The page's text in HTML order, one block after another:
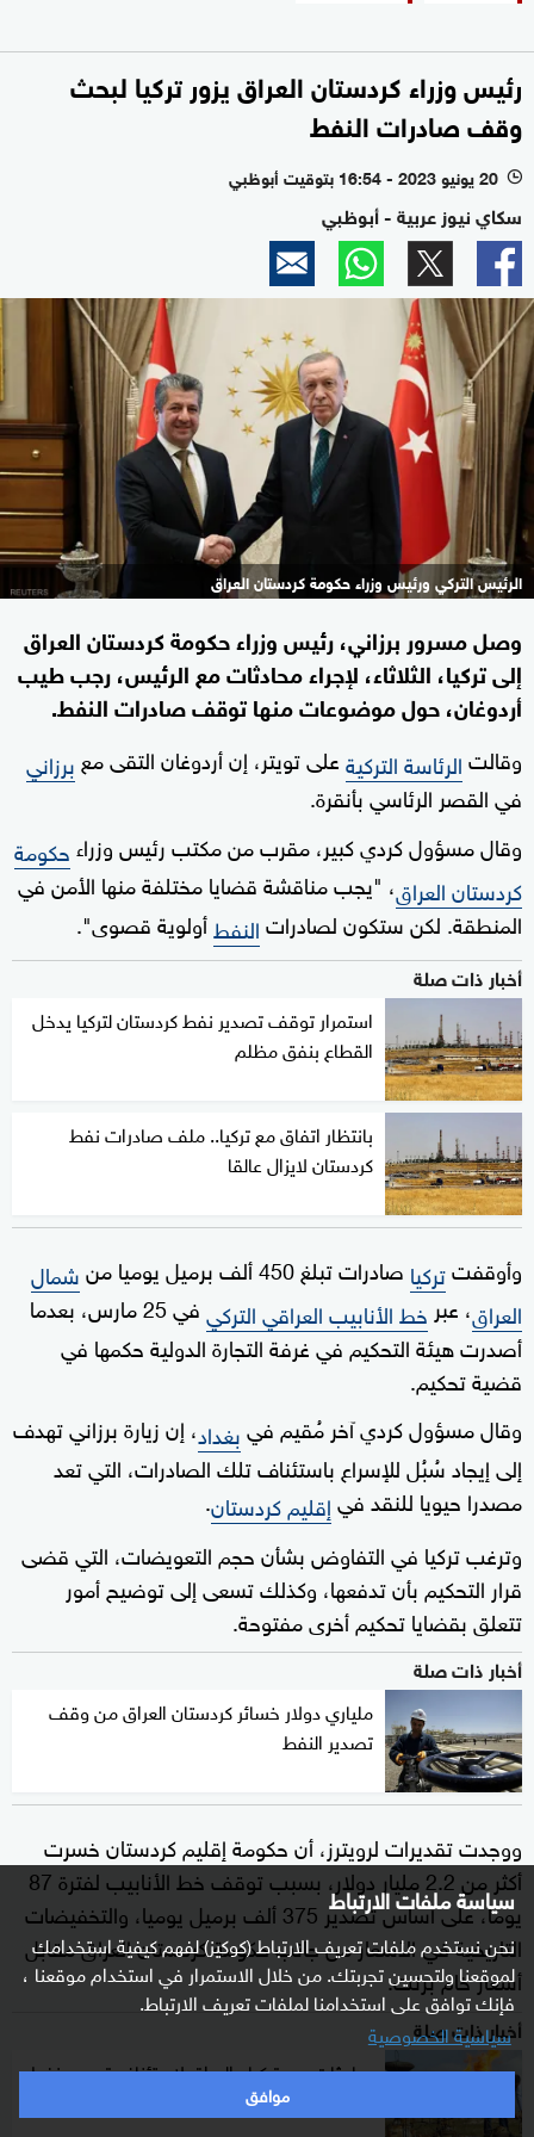
سياسة ملفات الارتباط
نحن نستخدم ملفات تعريف الارتباط (كوكيز) لفهم كيفية استخدامك
لموقعنا ولتحسين تجربتك. من خلال الاستمرار في استخدام موقعنا ،
فإنك توافق على استخدامنا لملفات تعريف الارتباط.
سياسية الخصوصية
موافق
رئيس وزراء كردستان العراق يزور تركيا لبحث
وقف صادرات النفط
l 20 يونيو 2023 - 16:54 بتوقيت أبوظبي
سكاي نيوز عربية - أبوظبي
الرئيس التركي ورئيس وزراء حكومة كردستان العراق
وصل مسرور برزاني، رئيس وزراء حكومة كردستان العراق
إلى تركيا، الثلاثاء، لإجراء محادثات مع الرئيس، رجب طيب
أردوغان، حول موضوعات منها توقف صادرات النفط.
وقالتالرئاسة التركيةعلى تويتر، إن أردوغان التقى مع برزاني
في القصر الرئاسي بأنقرة.
وقال مسؤول كردي كبير، مقرب من مكتب رئيس وزراء حكومة
كردستان العراق، "يجب مناقشة قضايا مختلفة منها الأمن في
المنطقة. لكن ستكون لصادراتالنفطأولوية قصوى".
أخبار ذات صلة
استمرار توقف تصدير نفط كردستان لتركيا يدخل
القطاع بنفق مظلم
بانتظار اتفاق مع تركيا.. ملف صادرات نفط
كردستان لايزال عالقا
وأوقفتتركيا صادرات تبلغ 450 ألف برميل يوميا من
شمال
العراق، عبر خط الأنابيب العراقي التركي
في 25 مارس، بعدما
أصدرت هيئة التحكيم في غرفة التجارة الدولية حكمها في
قضية تحكيم.
وقال مسؤول كردي آخر مُقيم فيبغداد، إن زيارة برزاني تهدف
إلى إيجاد سُبُل للإسراع باستئناف تلك الصادرات، التي تعد
مصدرا حيويا للنقد فيإقليم كردستان.
وترغب تركيا في التفاوض بشأن حجم التعويضات، التي قضى
قرار التحكيم بأن تدفعها، وكذلك تسعى إلى توضيح أمور
تتعلق بقضايا تحكيم أخرى مفتوحة.
أخبار ذات صلة
ملياري دولار خسائر كردستان العراق من وقف
تصدير النفط
ووجدت تقديرات لرويترز، أن حكومة إقليم كردستان خسرت
أكثر من 2.2 مليار دولار، بسبب توقف خط الأنابيب لفترة 87
يوما، على أساس تصدير 375 ألف برميل يوميا، والتخفيضات
التاريخية في الأسعار من جانب حكومة كردستان العراق مقابل
أسعار خام برنت.
أخبار ذات صلة
مباحثات بين تركيا والعراق لاستئناف تصدير نفط